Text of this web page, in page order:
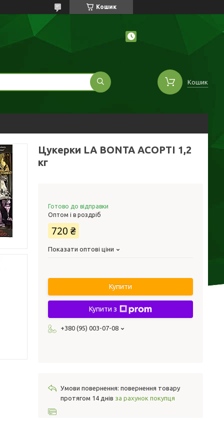
Кошик
Кошик
Цукерки LA BONTA АСОРТІ 1,2
кг
Готово до відправки
Оптом і в роздріб
720 ₴
Показати оптові ціни
Купити
Купити з
+380 (95) 003-07-08
повернення товару
протягом 14 днів за рахунок покупця